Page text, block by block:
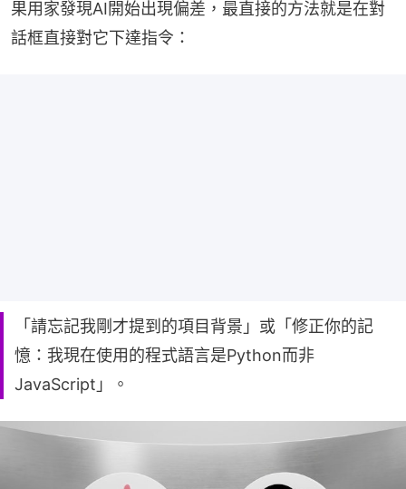
果用家發現AI開始出現偏差，最直接的方法就是在對
話框直接對它下達指令：
「請忘記我剛才提到的項目背景」或「修正你的記
憶：我現在使用的程式語言是Python而非
JavaScript」。